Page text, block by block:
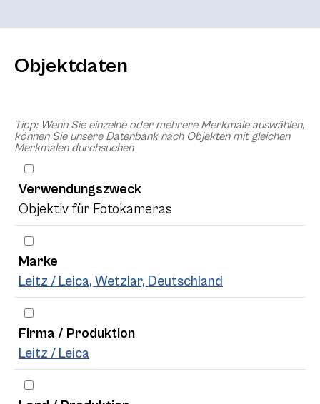
Objektdaten
Tipp: Wenn Sie einzelne oder mehrere Merkmale auswählen,
können Sie unsere Datenbank nach Objekten mit gleichen
Merkmalen durchsuchen
Verwendungszweck
Objektiv für Fotokameras
Marke
Leitz / Leica, Wetzlar, Deutschland
Firma / Produktion
Leitz / Leica